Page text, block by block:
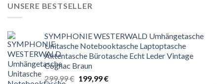
UNSERE BESTSELLER
SYMPHONIE WESTERWALD Umhängetasche
Unitasche Notebooktasche Laptoptasche
Aktentasche Bürotasche Echt Leder Vintage
Cognac Braun
299,99€ Ursprünglicher
199,99€Aktueller